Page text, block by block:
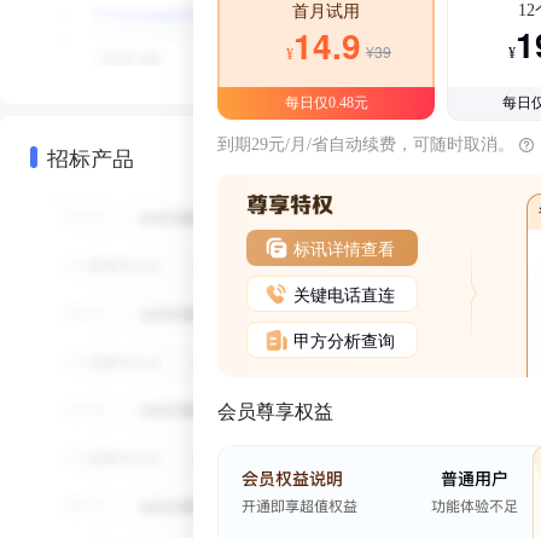
招标产品
首月试用
¥14.9 ¥39
每日仅0.48元
12
¥
每日
到期29元/月/省自动续费，可随时取消。
标讯详情查看
关键电话直连
甲方分析查询
会员尊享权益